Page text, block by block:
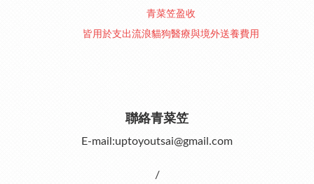
青菜笠盈收
皆用於支出流浪貓狗醫療與境外送養費用
聯絡青菜笠
E-mail:uptoyoutsai@gmail.com
/